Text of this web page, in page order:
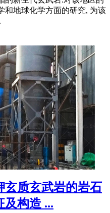
和地球化学方面的研究, 为该
玄质玄武岩的岩石
及构造 ...